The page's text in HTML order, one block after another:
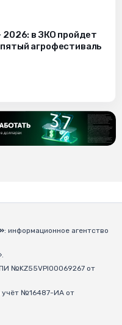
2026: в ЗКО пройдет
агрофестиваль
: информационное агентство
№KZ55VPI00069267 от
учёт №16487-ИА от